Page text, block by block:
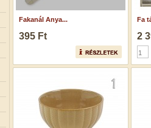
Fakanál Anya...
395 Ft
Fa
2